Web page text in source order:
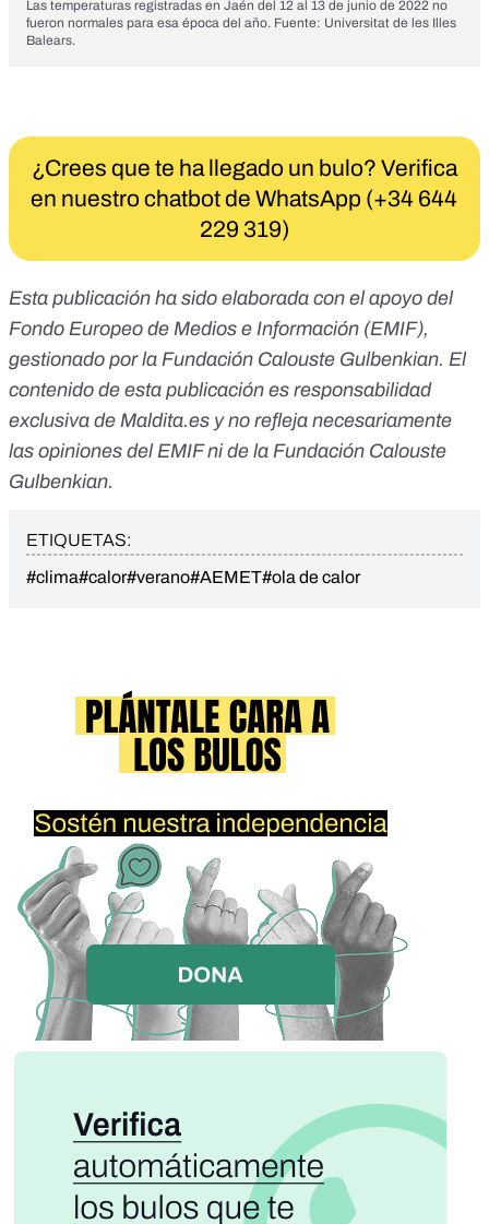
Las temperaturas registradas en Jaén del 12 al 13 de junio de 2022 no
fueron normales para esa época del año. Fuente: Universitat de les Illes
Balears.
¿Crees que te ha llegado un bulo? Verifica
en nuestro chatbot de WhatsApp (+34 644
229 319)
Esta publicación ha sido elaborada con el apoyo del
Fondo Europeo de Medios e Información (EMIF),
gestionado por la Fundación Calouste Gulbenkian. El
contenido de esta publicación es responsabilidad
exclusiva de Maldita.es y no refleja necesariamente
las opiniones del EMIF ni de la Fundación Calouste
Gulbenkian.
ETIQUETAS:
#clima#calor#verano#AEMET#ola de calor